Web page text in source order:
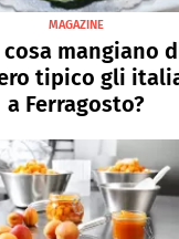
MAGAZINE
cosa mangiano
tipico gli
a Ferragosto?